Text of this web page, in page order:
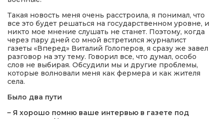
Такая новость меня очень расстроила, я понимал, что
все это будет решаться на государственном уровне, и
никто мое мнение слушать не станет. Поэтому, когда
через пару дней со мной встретился журналист
газеты «Вперед» Виталий Голоперов, я сразу же завел
разговор на эту тему. Говорил все, что думал, особо
слов не выбирая. Обсудили мы и другие проблемы,
которые волновали меня как фермера и как жителя
села.
Было два пути
– Я хорошо помню ваше интервью в газете под